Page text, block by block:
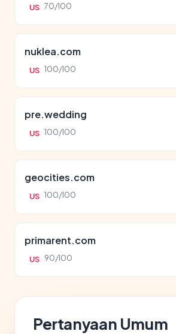
US 70/100
nuklea.com
US 100/100
pre.wedding
US 100/100
geocities.com
US 100/100
primarent.com
US 90/100
Pertanyaan Umum